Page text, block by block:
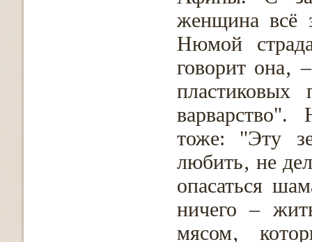
женщина всё
Нюмой
говорит она‚
пластиковых
варварство".
тоже: "Эту
любить‚ не
опасаться
ничего –
мясом‚